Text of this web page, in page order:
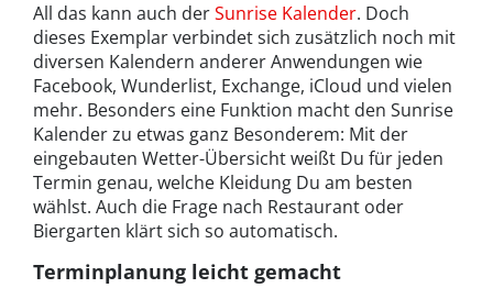
All das kann auch derSunrise Kalender. Doch
dieses Exemplar verbindet sich zusätzlich noch mit
diversen Kalendern anderer Anwendungen wie
Facebook, Wunderlist, Exchange, iCloud und vielen
mehr. Besonders eine Funktion macht den Sunrise
Kalender zu etwas ganz Besonderem: Mit der
eingebauten Wetter-Übersicht weißt Du für jeden
Termin genau, welche Kleidung Du am besten
wählst. Auch die Frage nach Restaurant oder
Biergarten klärt sich so automatisch.
Terminplanung leicht gemacht